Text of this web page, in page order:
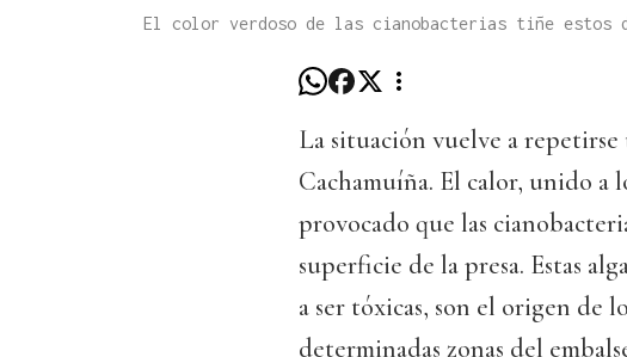
El color verdoso de las cianobacterias tiñe estos
La situación vuelve a repetirse
Cachamuíña. El calor, unido a
provocado que las
superficie de la presa. Estas
a ser tóxicas, son el origen de
determinadas zonas del